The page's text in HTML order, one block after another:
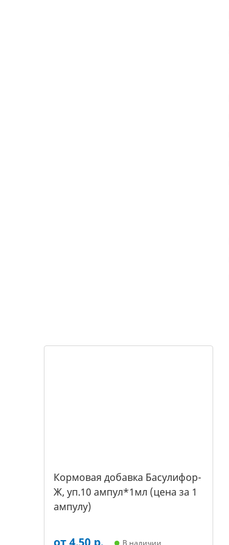
Кормовая добавка Басулифор-
Ж, уп.10 ампул*1мл (цена за 1
ампулу)
от 4,50 р. В наличии